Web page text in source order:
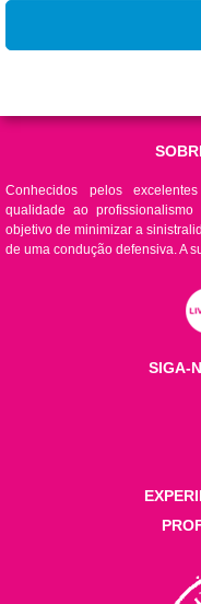
Conhecidos pelos
qualidade ao
objetivo de minimizar a
de uma condução defensiva. A
SIGA-